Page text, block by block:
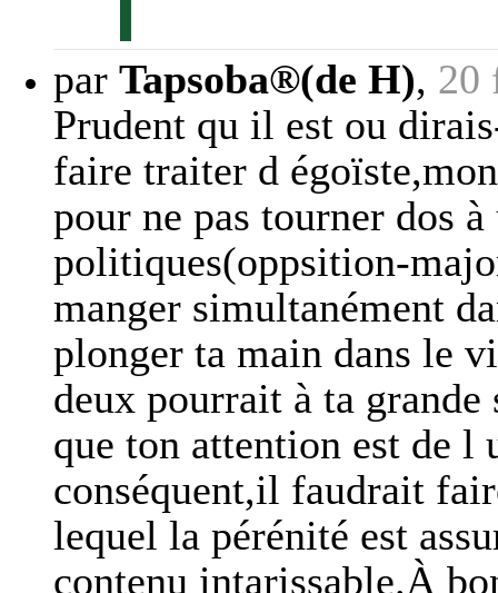
par Tapsoba®(de H), 20
Prudent qu il est ou
faire traiter d
pour ne pas tourner dos
politiques(oppsition-
manger simultanément
plonger ta main dans le
deux pourrait à ta
que ton attention est de l
conséquent,il faudrait
lequel la pérénité est
contenu intarissable.À